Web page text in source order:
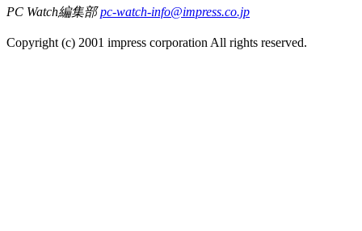
PC Watch編集部pc-watch-info@impress.co.jp
Copyright (c) 2001 impress corporation All rights reserved.